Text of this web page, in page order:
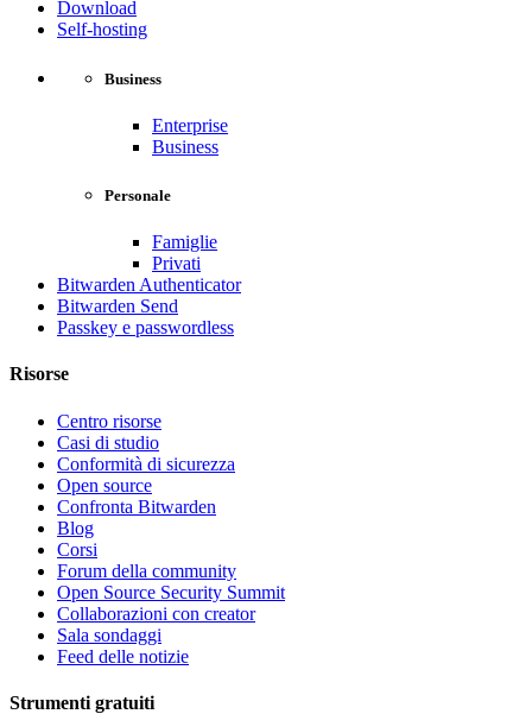
Download
Self-hosting
Business
Enterprise
Business
Personale
Famiglie
Privati
Bitwarden Authenticator
Bitwarden Send
Passkey e passwordless
Risorse
Centro risorse
Casi di studio
Conformità di sicurezza
Open source
Confronta Bitwarden
Blog
Corsi
Forum della community
Open Source Security Summit
Collaborazioni con creator
Sala sondaggi
Feed delle notizie
Strumenti gratuiti